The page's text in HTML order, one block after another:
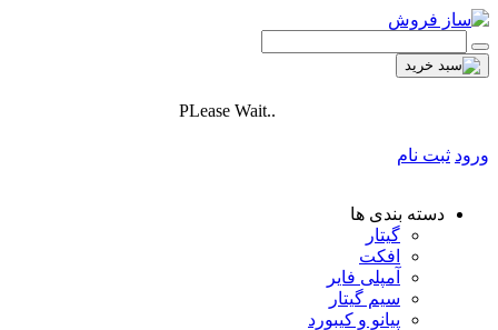
PLease Wait..
ورود ثبت نام
دسته بندی ها
گیتار
افکت
آمپلی فایر
سیم گیتار
پیانو و کیبورد